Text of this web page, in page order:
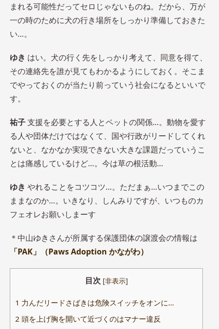
まれる可能性だってセロじゃないものね。だから、万が
一の時のために犬の行き場所をしっかり準備しておきた
い…。
ゆき はい。犬の行く先をしっかり考えて、同意を得て、
その連絡先を誰が見てもわかるようにしておく。そこま
でやっておくのが当たり前っていう社会になるといいで
す。
祐子支援を必要とする人とペットの関係…。動物を愛す
る人や団体だけではなくて、国や行政がリードしてくれ
ないと、なかなか実現できない大きな課題だっていうこ
とは痛感しているけど…。今は草の根活動…
ゆき やれることをコツコツ…。ただまぁ…いつまでこの
ままなのか…。いきなり、しんみりですが、いつものカ
フェオレお願いしまーす
＊中山ゆきさんが所属する保護団体の譲渡会の情報は
「PAK」（Paws Adoption かながわ）
目次 [非表示]
1 力んだリードさばきは危険スイッチをオンに…
2 頭を上げ胸を開いて近づくのはマナー違反